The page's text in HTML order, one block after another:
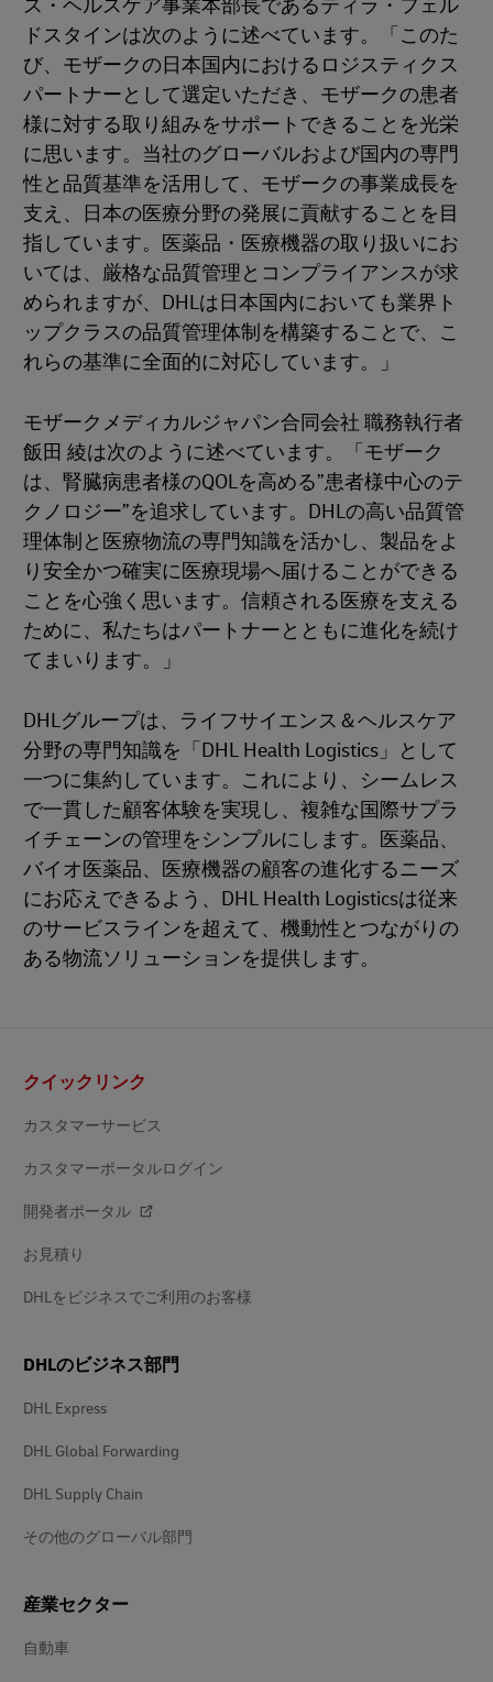
ス・ヘルスケア事業本部長であるティラ・フェル
ドスタインは次のように述べています。「このた
び、モザークの日本国内におけるロジスティクス
パートナーとして選定いただき、モザークの患者
様に対する取り組みをサポートできることを光栄
に思います。当社のグローバルおよび国内の専門
性と品質基準を活用して、モザークの事業成長を
支え、日本の医療分野の発展に貢献することを目
指しています。医薬品・医療機器の取り扱いにお
いては、厳格な品質管理とコンプライアンスが求
められますが、DHLは日本国内においても業界ト
ップクラスの品質管理体制を構築することで、こ
れらの基準に全面的に対応しています。」
モザークメディカルジャパン合同会社 職務執行者
飯田 綾は次のように述べています。「モザーク
は、腎臓病患者様のQOLを高める”患者様中心のテ
クノロジー”を追求しています。DHLの高い品質管
理体制と医療物流の専門知識を活かし、製品をよ
り安全かつ確実に医療現場へ届けることができる
ことを心強く思います。信頼される医療を支える
ために、私たちはパートナーとともに進化を続け
てまいります。」
DHLグループは、ライフサイエンス＆ヘルスケア
分野の専門知識を「DHL Health Logistics」として
一つに集約しています。これにより、シームレス
で一貫した顧客体験を実現し、複雑な国際サプラ
イチェーンの管理をシンプルにします。医薬品、
バイオ医薬品、医療機器の顧客の進化するニーズ
にお応えできるよう、DHL Health Logisticsは従来
のサービスラインを超えて、機動性とつながりの
ある物流ソリューションを提供します。
ッ
クイックリンク
カスタマーサービス
カスタマーポータルログイン
開発者ポータル
お見積り
DHLをビジネスでご利用のお客様
DHLのビジネス部門
DHL Express
DHL Global Forwarding
DHL Supply Chain
その他のグローバル部門
産業セクター
自動車